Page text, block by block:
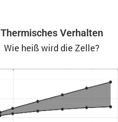
Thermi­sches Verhalten
Wie heiß wird die Zelle?